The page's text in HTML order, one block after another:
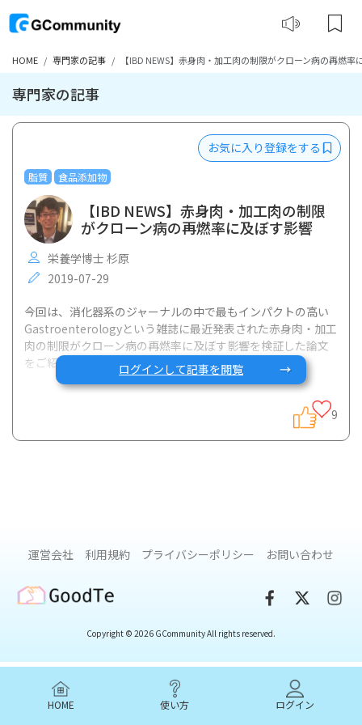
HOME 専門家の記事 【IBD NEWS】赤身肉・加工肉の制限がクローン病の再燃率
専門家の記事
脂質 食品添加物
お気に入り登録をする
【IBD NEWS】赤身肉・加工肉の制限
がクローン病の再燃率に及ぼす影響
栄養学博士 杉原
2019-07-29
今回は、消化器系のジャーナルの中で最もインパクトの高い
Gastroenterologyという雑誌に最近発表された赤身肉・加工
肉の制限がクローン病の再燃率に及ぼす影響を検証した論文
をご紹介します。
食事がクローン病の発症や病気の進展に関与することは様々
究になります。
ます。それぞれの食事介入後49週間目にshort Crohn’s
て、クローン病の病状を調査しています。
ログインして記事を閲覧
9
HOME 使い方 ログイン
運営会社 利用規約 プライバシーポリシー お問い合わせ
GoodTe
Copyright © 2026 GCommunity All rights reserved.